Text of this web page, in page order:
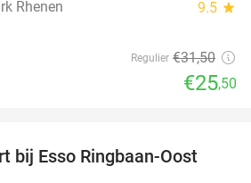
Rhenen 9.5 star
Regulier €31,50
€25,50
42%
bij Esso Ringbaan-Oost